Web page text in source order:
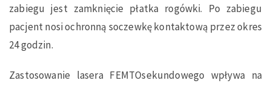
zabiegu jest zamknięcie płatka rogówki. Po zabiegu
pacjent nosi ochronną soczewkę kontaktową przez okres
24 godzin.
Zastosowanie lasera FEMTOsekundowego wpływa na